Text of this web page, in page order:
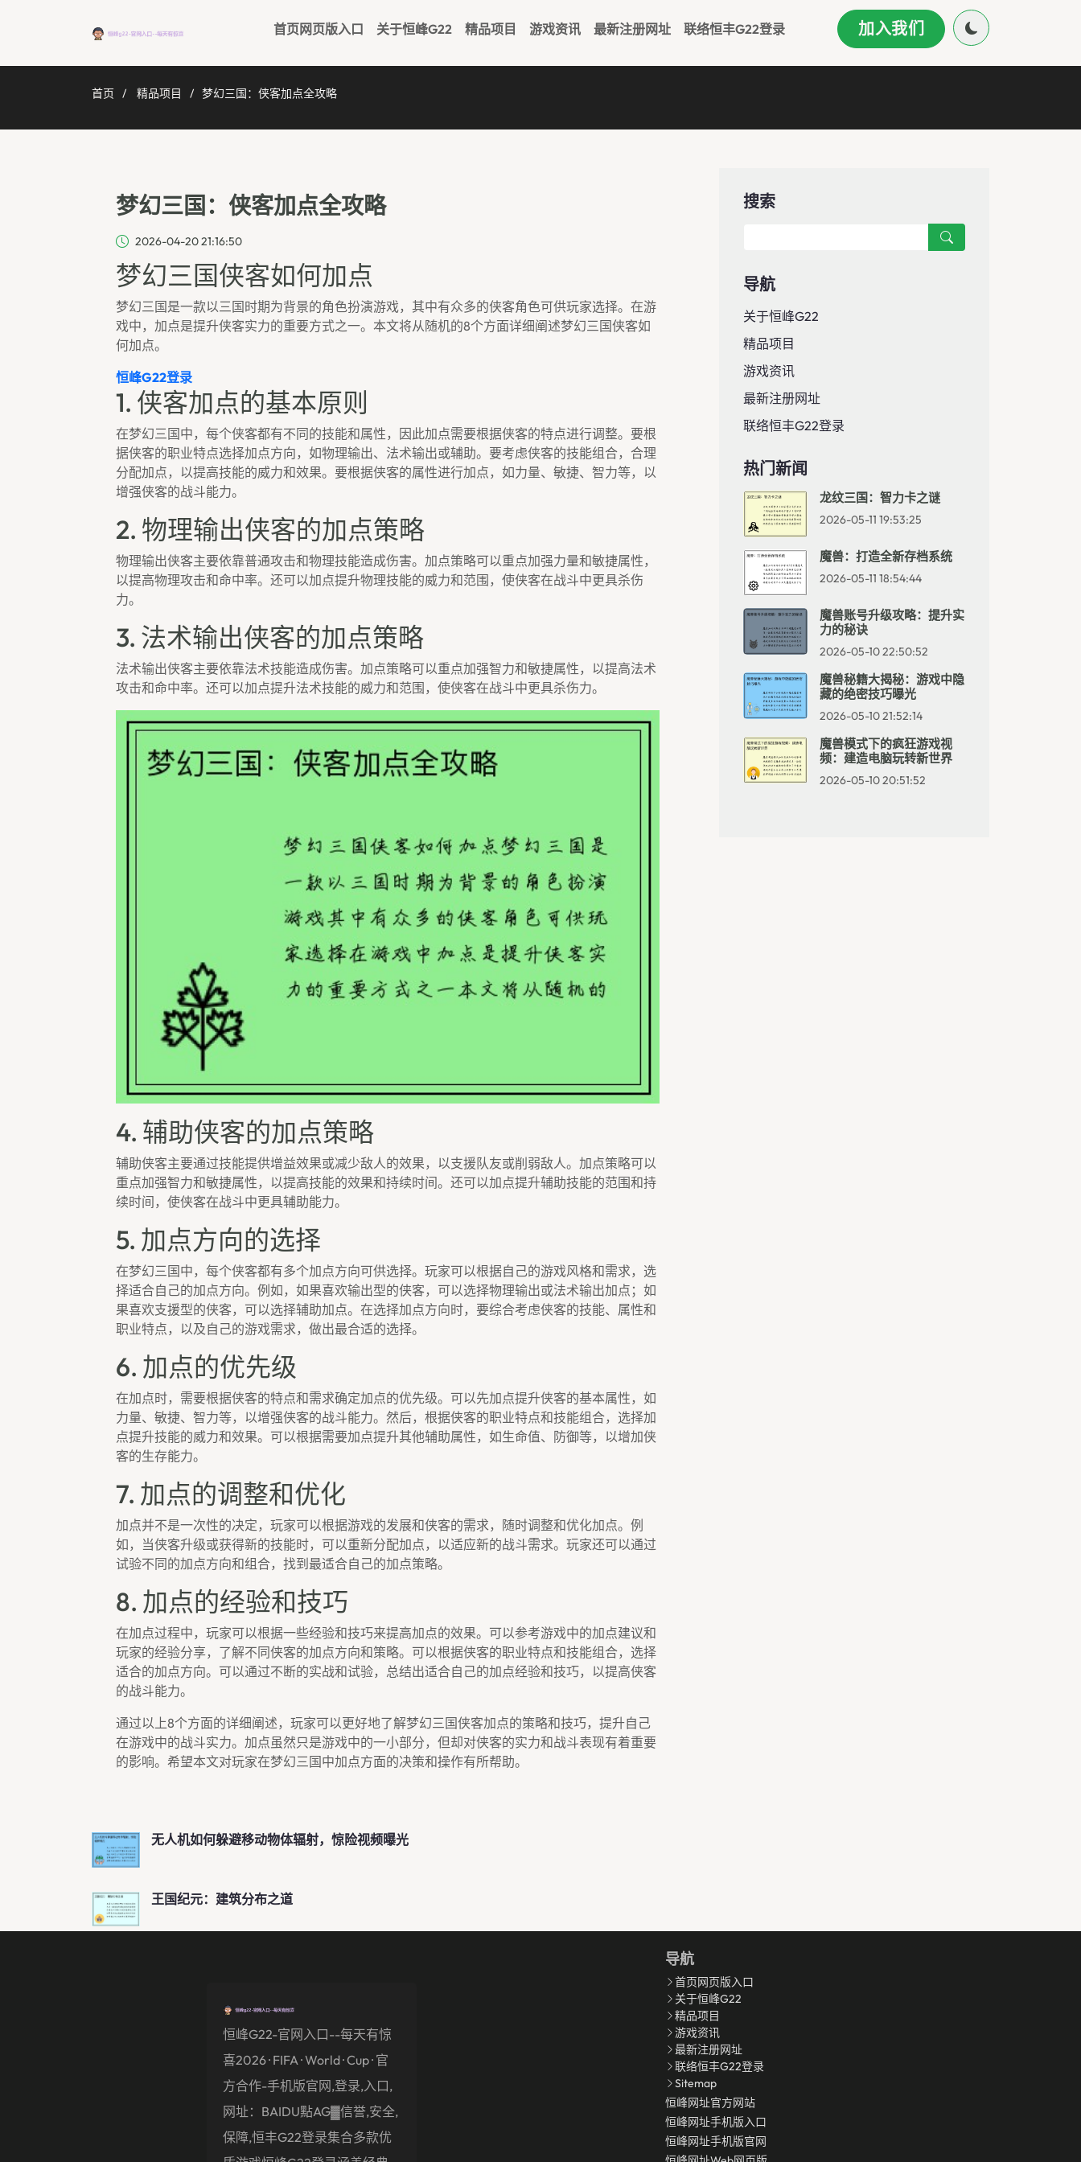
首页网页版入口 关于恒峰g22 精品项目 游戏资讯 最新注册网址 联络恒丰g22登录 加入我们
首页 精品项目 梦幻三国：侠客加点全攻略
梦幻三国：侠客加点全攻略
2026-04-20 21:16:50
梦幻三国侠客如何加点
梦幻三国是一款以三国时期为背景的角色扮演游戏，其中有众多的侠客角色可供玩家选择。在游
戏中，加点是提升侠客实力的重要方式之一。本文将从随机的8个方面详细阐述梦幻三国侠客如
何加点。
恒峰g22登录
1. 侠客加点的基本原则
在梦幻三国中，每个侠客都有不同的技能和属性，因此加点需要根据侠客的特点进行调整。要根
据侠客的职业特点选择加点方向，如物理输出、法术输出或辅助。要考虑侠客的技能组合，合理
分配加点，以提高技能的威力和效果。要根据侠客的属性进行加点，如力量、敏捷、智力等，以
增强侠客的战斗能力。
2. 物理输出侠客的加点策略
物理输出侠客主要依靠普通攻击和物理技能造成伤害。加点策略可以重点加强力量和敏捷属性，
以提高物理攻击和命中率。还可以加点提升物理技能的威力和范围，使侠客在战斗中更具杀伤
力。
3. 法术输出侠客的加点策略
法术输出侠客主要依靠法术技能造成伤害。加点策略可以重点加强智力和敏捷属性，以提高法术
攻击和命中率。还可以加点提升法术技能的威力和范围，使侠客在战斗中更具杀伤力。
4. 辅助侠客的加点策略
辅助侠客主要通过技能提供增益效果或减少敌人的效果，以支援队友或削弱敌人。加点策略可以
重点加强智力和敏捷属性，以提高技能的效果和持续时间。还可以加点提升辅助技能的范围和持
续时间，使侠客在战斗中更具辅助能力。
5. 加点方向的选择
在梦幻三国中，每个侠客都有多个加点方向可供选择。玩家可以根据自己的游戏风格和需求，选
择适合自己的加点方向。例如，如果喜欢输出型的侠客，可以选择物理输出或法术输出加点；如
果喜欢支援型的侠客，可以选择辅助加点。在选择加点方向时，要综合考虑侠客的技能、属性和
职业特点，以及自己的游戏需求，做出最合适的选择。
6. 加点的优先级
在加点时，需要根据侠客的特点和需求确定加点的优先级。可以先加点提升侠客的基本属性，如
力量、敏捷、智力等，以增强侠客的战斗能力。然后，根据侠客的职业特点和技能组合，选择加
点提升技能的威力和效果。可以根据需要加点提升其他辅助属性，如生命值、防御等，以增加侠
客的生存能力。
7. 加点的调整和优化
加点并不是一次性的决定，玩家可以根据游戏的发展和侠客的需求，随时调整和优化加点。例
如，当侠客升级或获得新的技能时，可以重新分配加点，以适应新的战斗需求。玩家还可以通过
试验不同的加点方向和组合，找到最适合自己的加点策略。
8. 加点的经验和技巧
在加点过程中，玩家可以根据一些经验和技巧来提高加点的效果。可以参考游戏中的加点建议和
玩家的经验分享，了解不同侠客的加点方向和策略。可以根据侠客的职业特点和技能组合，选择
适合的加点方向。可以通过不断的实战和试验，总结出适合自己的加点经验和技巧，以提高侠客
的战斗能力。
通过以上8个方面的详细阐述，玩家可以更好地了解梦幻三国侠客加点的策略和技巧，提升自己
在游戏中的战斗实力。加点虽然只是游戏中的一小部分，但却对侠客的实力和战斗表现有着重要
的影响。希望本文对玩家在梦幻三国中加点方面的决策和操作有所帮助。
无人机如何躲避移动物体辐射，惊险视频曝光
王国纪元：建筑分布之道
搜索
导航
关于恒峰g22
精品项目
游戏资讯
最新注册网址
联络恒丰g22登录
热门新闻
龙纹三国：智力卡之谜
2026-05-11 19:53:25
魔兽：打造全新存档系统
2026-05-11 18:54:44
魔兽账号升级攻略：提升实
力的秘诀
2026-05-10 22:50:52
魔兽秘籍大揭秘：游戏中隐
藏的绝密技巧曝光
2026-05-10 21:52:14
魔兽模式下的疯狂游戏视
频：建造电脑玩转新世界
2026-05-10 20:51:52
恒峰g22-官网入口--每天有惊
喜2026 · FIFA · World · Cup · 官
方合作-手机版官网,登录,入口,
网址：BAIDU點AG▓信誉,安全,
保障,恒丰g22登录集合多款优
导航
首页网页版入口
关于恒峰g22
精品项目
游戏资讯
最新注册网址
联络恒丰g22登录
Sitemap
恒峰网址官方网站
恒峰网址手机版入口
恒峰网址手机版官网